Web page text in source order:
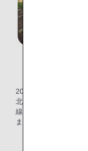
2022年3月1日より、
北、香港、マニラ、
線のミックスサラダ内
ます。